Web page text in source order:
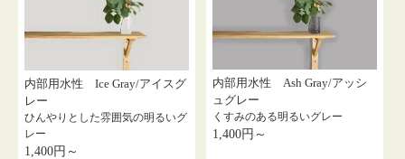
内部用水性 Ice Gray/アイスグ
レー
ひんやりとした雰囲気の明るいグ
レー
1,400円～
内部用水性 Ash Gray/アッシ
ュグレー
くすみのある明るいグレー
1,400円～